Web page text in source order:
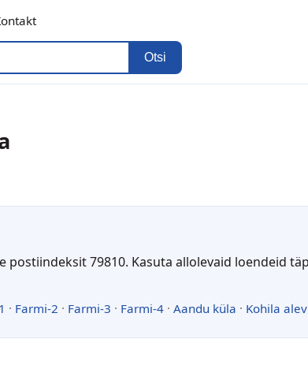
Otsi
79810. Kasuta allolevaid loendeid
· Farmi-2 · Farmi-3 · Farmi-4 · Aandu küla · Kohila alev